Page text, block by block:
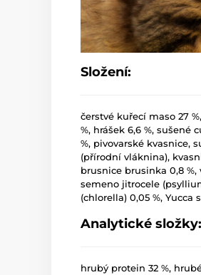
Složení:
čerstvé kuřecí maso 27
%, hrášek 6,6 %, sušené
%, pivovarské kvasnice,
(přírodní vláknina),
brusnice brusinka 0,8 %,
semeno jitrocele
(chlorella) 0,05 %, Yucca
Analytické složky:
hrubý protein 32 %,